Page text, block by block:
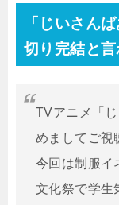
「じいさん
切り完結と
TVアニメ「
めましてご視
今回は制服イ
文化祭で学生